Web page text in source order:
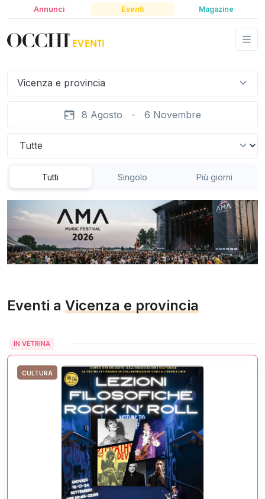
Annunci Eventi Magazine
Vicenza e provincia
8 Agosto - 6 Novembre
Tutti Singolo Più giorni
Eventi a Vicenza e provincia
IN VETRINA
CULTURA